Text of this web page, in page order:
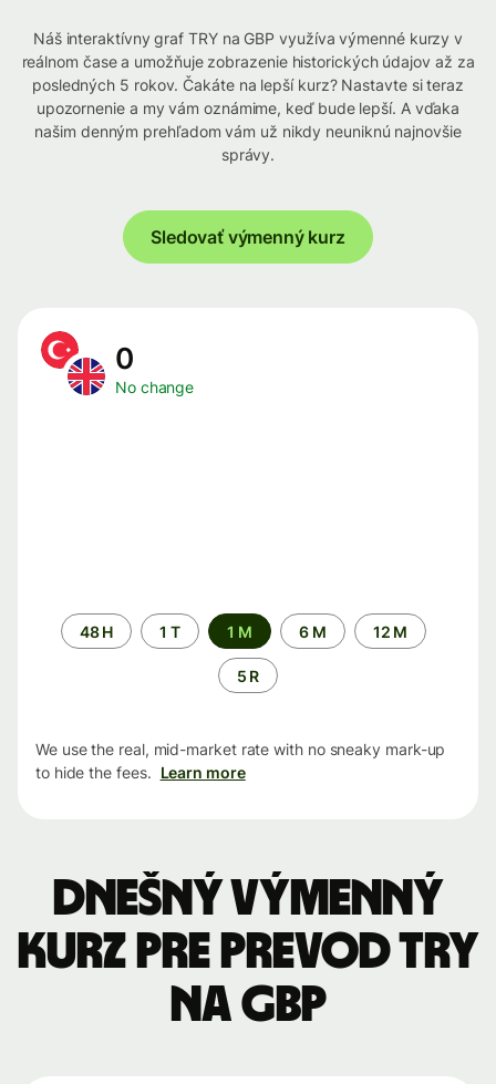
Náš interaktívny graf TRY na GBP využíva výmenné kurzy v
reálnom čase a umožňuje zobrazenie historických údajov až za
posledných 5 rokov. Čakáte na lepší kurz? Nastavte si teraz
upozornenie a my vám oznámime, keď bude lepší. A vďaka
našim denným prehľadom vám už nikdy neuniknú najnovšie
správy.
Sledovať výmenný kurz
0
No change
Time
period
48 H 1 T 1 M 6 M 12 M
5 R
We use the real, mid-market rate with no sneaky mark-up
to hide the fees. Learn more
Dnešný výmenný
kurz pre prevod TRY
na GBP